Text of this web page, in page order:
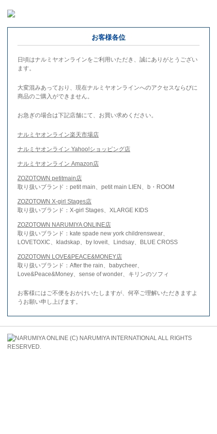
お客様各位
日頃はナルミヤオンラインをご利用いただき、誠にありがとうござい
ます。
大変混みあっており、現在ナルミヤオンラインへのアクセスならびに
商品のご購入ができません。
お急ぎの場合は下記店舗にて、お買い求めください。
ナルミヤオンライン楽天市場店
ナルミヤオンライン Yahoo!ショッピング店
ナルミヤオンライン Amazon店
ZOZOTOWN petitmain店
取り扱いブランド：petit main、petit main LIEN、b・ROOM
ZOZOTOWN X-girl Stages店
取り扱いブランド：X-girl Stages、XLARGE KIDS
ZOZOTOWN NARUMIYA ONLINE店
取り扱いブランド：kate spade new york childrenswear、
LOVETOXIC、kladskap、by loveit、Lindsay、BLUE CROSS
ZOZOTOWN LOVE&PEACE&MONEY店
取り扱いブランド：After the rain、babycheer、
Love&Peace&Money、sense of wonder、キリンのソフィ
お客様にはご不便をおかけいたしますが、何卒ご理解いただきますよ
うお願い申し上げます。